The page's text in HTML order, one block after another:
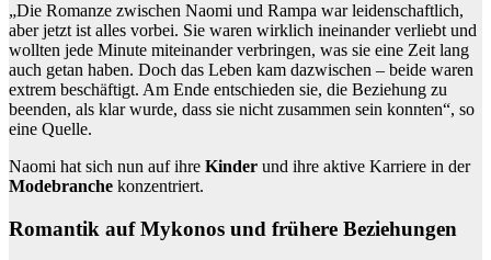
„Die Romanze zwischen Naomi und Rampa war leidenschaftlich,
aber jetzt ist alles vorbei. Sie waren wirklich ineinander verliebt und
wollten jede Minute miteinander verbringen, was sie eine Zeit lang
auch getan haben. Doch das Leben kam dazwischen – beide waren
extrem beschäftigt. Am Ende entschieden sie, die Beziehung zu
beenden, als klar wurde, dass sie nicht zusammen sein konnten“, so
eine Quelle.
Naomi hat sich nun auf ihre Kinder und ihre aktive Karriere in der
Modebranche konzentriert.
Romantik auf Mykonos und frühere Beziehungen